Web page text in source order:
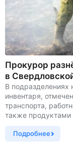
Прокурор
в
В подразделениях
инвентаря,
транспорта,
также продуктами
Подробнее